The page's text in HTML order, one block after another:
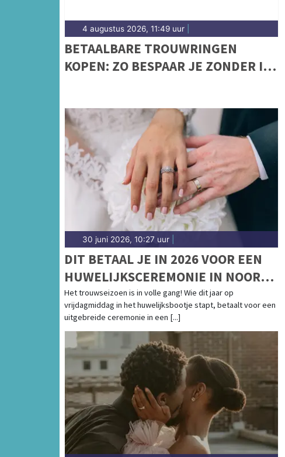
4 augustus 2026, 11:49 uur
BETAALBARE TROUWRINGEN
KOPEN: ZO BESPAAR JE ZONDER IN
30 juni 2026, 10:27 uur
DIT BETAAL JE IN 2026 VOOR EEN
HUWELIJKSCEREMONIE IN NOORD-
HOLLAND
Het trouwseizoen is in volle gang! Wie dit jaar op
vrijdagmiddag in het huwelijksbootje stapt, betaalt voor een
uitgebreide ceremonie in een [...]